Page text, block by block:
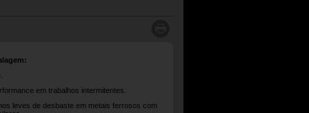
em trabalhos intermitentes.
leves de desbaste em metais ferrosos com